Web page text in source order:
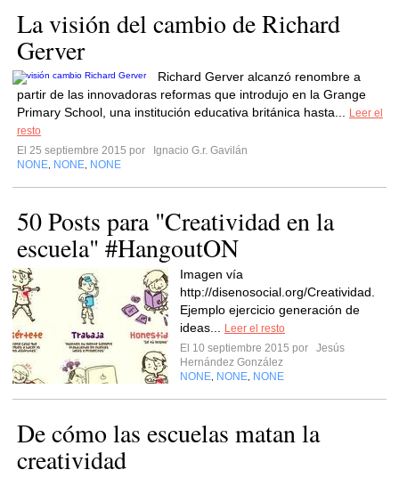
La visión del cambio de Richard
Gerver
Richard Gerver alcanzó renombre a
partir de las innovadoras reformas que introdujo en la Grange
Primary School, una institución educativa británica hasta...
Leer el
resto
El 25 septiembre 2015 por
Ignacio G.r. Gavilán
NONE NONE NONE
50 Posts para "Creatividad en la
escuela" #HangoutON
Imagen vía
http://disenosocial.org/Creatividad.
Ejemplo ejercicio generación de
ideas...
Leer el resto
El 10 septiembre 2015 por
Jesús
Hernández González
NONE NONE NONE
De cómo las escuelas matan la
creatividad